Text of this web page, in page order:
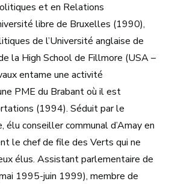
et en Relations
libre de Bruxelles (1990),
de l’Université anglaise de
la High School de Fillmore (USA –
entame une activité
PME du Brabant où il est
(1994). Séduit par le
conseiller communal d’Amay en
le chef de file des Verts qui ne
élus. Assistant parlementaire de
1995-juin 1999), membre de